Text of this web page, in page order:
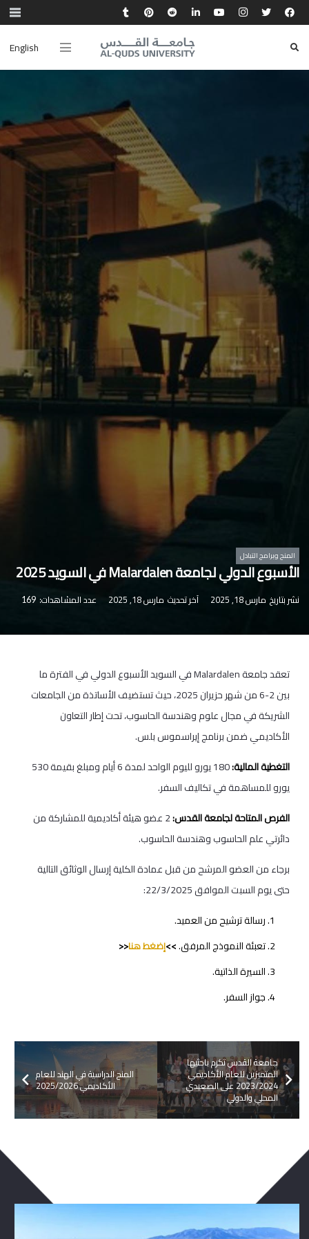
English
المنح وبرامج التبادل
الأسبوع الدولي لجامعة Malardalen في السويد 2025
نشر بتاريخ مارس 18, 2025 آخر تحديث مارس 18, 2025 عدد المشاهدات: 169
تعقد جامعة Malardalen في السويد الأسبوع الدولي في الفترة ما
بين 2-6 من شهر حزيران 2025، حيث تستضيف الأساتذة من الجامعات
الشريكة في مجال علوم وهندسة الحاسوب، تحت إطار التعاون
الأكاديمي ضمن برنامج إيراسموس بلس.
التغطية المالية:
180 يورو لليوم الواحد لمدة 6 أيام ومبلغ بقيمة 530
يورو للمساهمة في تكاليف السفر.
الفرص المتاحة لجامعة القدس: 2 عضو هيئة أكاديمية للمشاركة من
دائرتي علم الحاسوب وهندسة الحاسوب.
برجاء من العضو المرشح من قبل عمادة الكلية إرسال الوثائق التالية
حتى يوم السبت الموافق 22/3/2025:
رسالة ترشيح من العميد.
تعبئة النموذج المرفق.>>إضغط هنا<<
السيرة الذاتية.
جواز السفر.
المنح الدراسية في الهند للعام
الأكاديمي 2025/2026
جامعة القدس تكرم باحثيها
المتميزين للعام الأكاديمي
2023/2024 على الصعيدي
المحلي والدولي